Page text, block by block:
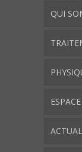
QUI